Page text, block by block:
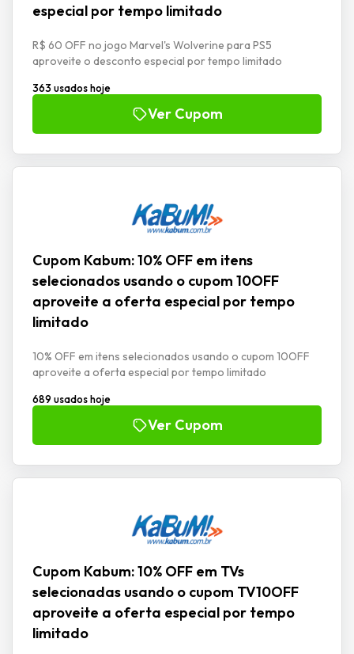
especial por tempo limitado
R$ 60 OFF no jogo Marvel's Wolverine para PS5
aproveite o desconto especial por tempo limitado
363 usados hoje
Ver Cupom
Cupom Kabum: 10% OFF em itens
selecionados usando o cupom 10OFF
aproveite a oferta especial por tempo
limitado
10% OFF em itens selecionados usando o cupom 10OFF
aproveite a oferta especial por tempo limitado
689 usados hoje
Ver Cupom
Cupom Kabum: 10% OFF em TVs
selecionadas usando o cupom TV10OFF
aproveite a oferta especial por tempo
limitado